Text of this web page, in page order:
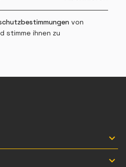
von
stimme ihnen zu

